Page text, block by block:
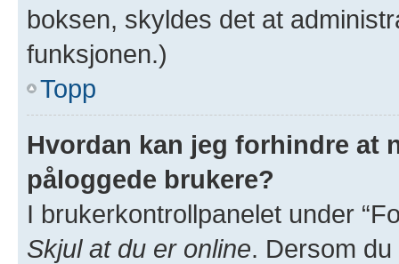
boksen, skyldes det at
funksjonen.)
Topp
Hvordan kan jeg forhindre at
påloggede brukere?
I brukerkontrollpanelet under
Skjul at du er online. Dersom